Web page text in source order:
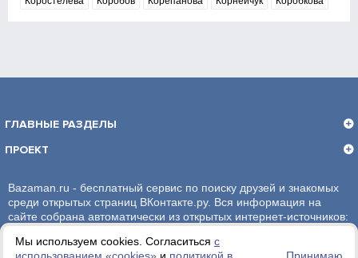
Мы используем cookies. Согласиться с
ГЛАВНЫЕ РАЗДЕЛЫ
ПРОЕКТ
Bazaman.ru - бесплатный сервис по поиску друзей и знакомых
среди открытых страниц ВКонтакте.ру. Вся информация на
сайте собрана автоматически из открытых интернет-источников:
администрация сайта ответственности не несет.